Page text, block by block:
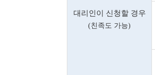
대리인이 신청할 경우
(친족도 가능)